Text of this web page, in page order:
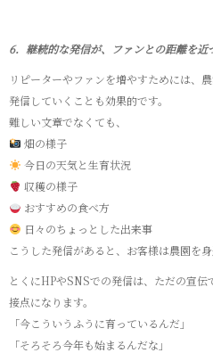
6．継続的な発信が、ファンとの距離を近
リピーターやファンを増やすためには、
発信していくことも効果的です。
難しい文章でなくても、
畑の様子
今日の天気と生育状況
収穫の様子
おすすめの食べ方
日々のちょっとした出来事
こうした発信があると、お客様は農園を
とくにHPやSNSでの発信は、ただの宣
接点になります。
「今こういうふうに育っているんだ」
「そろそろ今年も始まるんだな」